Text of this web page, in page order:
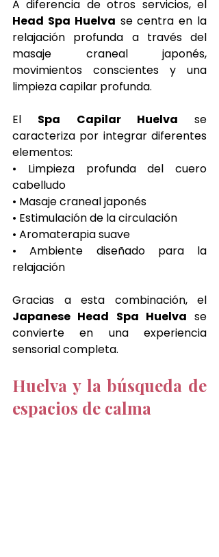
Head Spa Huelva se centra en la
relajación profunda a través del
masaje craneal japonés,
movimientos conscientes y una
limpieza capilar profunda.
El Spa Capilar Huelva se
caracteriza por integrar diferentes
elementos:
• Limpieza profunda del cuero
cabelludo
• Masaje craneal japonés
• Estimulación de la circulación
• Aromaterapia suave
• Ambiente diseñado para la
relajación
Japanese Head Spa Huelva se
convierte en una experiencia
sensorial completa.
Huelva y la búsqueda de
espacios de calma